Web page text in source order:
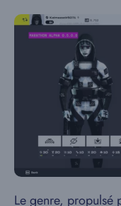
Le genre, propulsé